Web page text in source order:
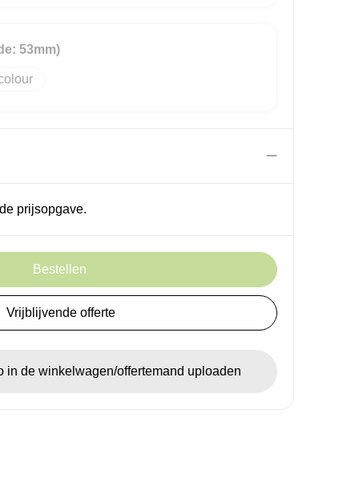
53mm)
prijsopgave.
Bestellen
Vrijblijvende offerte
in de winkelwagen/offertemand uploaden